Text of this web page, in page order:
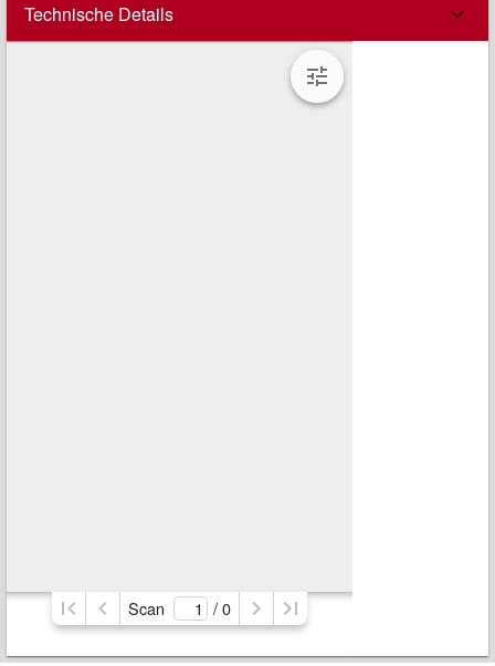
Technische Details
Scan / 0